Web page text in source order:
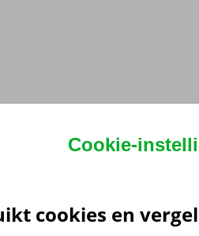
Cookie-
cookies en